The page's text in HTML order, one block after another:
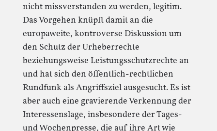
nicht missverstanden zu werden, legitim.
Das Vorgehen knüpft damit an die
europaweite, kontroverse Diskussion um
den Schutz der Urheberrechte
beziehungsweise Leistungsschutzrechte an
und hat sich den öffentlich-rechtlichen
Rundfunk als Angriffsziel ausgesucht. Es ist
aber auch eine gravierende Verkennung der
Interessenslage, insbesondere der Tages-
und Wochenpresse, die auf ihre Art wie